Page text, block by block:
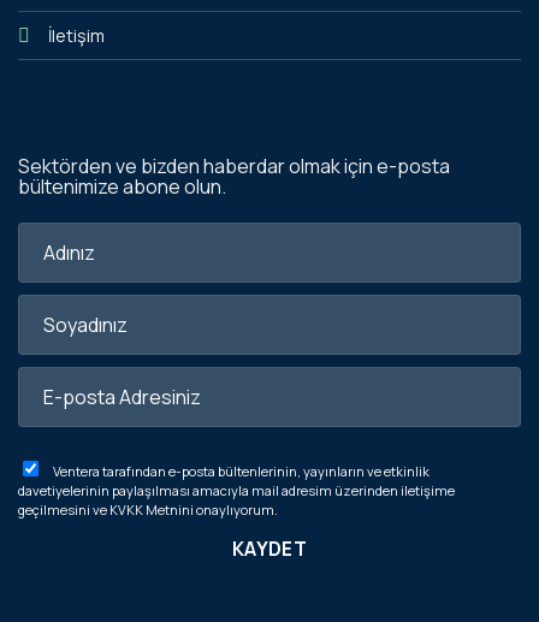
İletişim
Sektörden ve bizden haberdar olmak için e-posta
bültenimize abone olun.
Ventera tarafından e-posta bültenlerinin, yayınların ve etkinlik
davetiyelerinin paylaşılması amacıyla mail adresim üzerinden iletişime
geçilmesini ve KVKK Metnini onaylıyorum.